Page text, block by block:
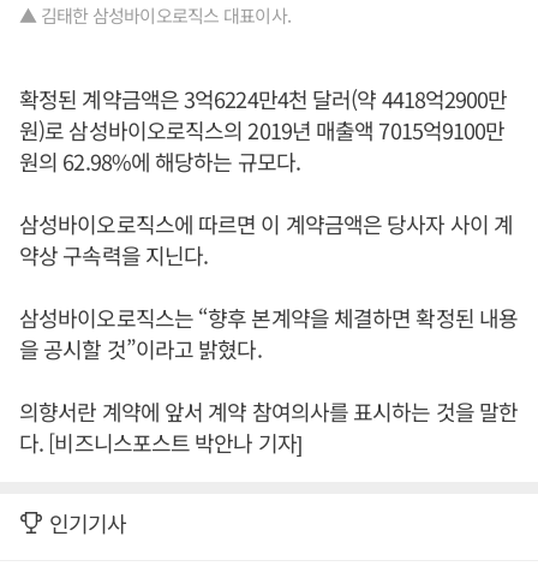
▲ 김태한 삼성바이오로직스 대표이사.
확정된 계약금액은 3억6224만4천 달러(약 4418억2900만
원)로 삼성바이오로직스의 2019년 매출액 7015억9100만
원의 62.98%에 해당하는 규모다.
삼성바이오로직스에 따르면 이 계약금액은 당사자 사이 계
약상 구속력을 지닌다.
삼성바이오로직스는 “향후 본계약을 체결하면 확정된 내용
을 공시할 것”이라고 밝혔다.
의향서란 계약에 앞서 계약 참여의사를 표시하는 것을 말한
다. [비즈니스포스트 박안나 기자]
인기기사